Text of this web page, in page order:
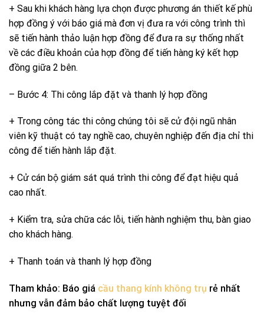
+ Sau khi khách hàng lựa chọn được phương án thiết kế phù
hợp đồng ý với báo giá mà đơn vị đưa ra với công trình thì
sẽ tiến hành thảo luận hợp đồng để đưa ra sự thống nhất
về các điều khoản của hợp đồng để tiến hàng ký kết hợp
đồng giữa 2 bên.
– Bước 4: Thi công lắp đặt và thanh lý hợp đồng
+ Trong công tác thi công chúng tôi sẽ cử đội ngũ nhân
viên kỹ thuật có tay nghề cao, chuyên nghiệp đến địa chỉ thi
công để tiến hành lắp đặt.
+ Cử cán bộ giám sát quá trình thi công để đạt hiệu quả
cao nhất.
+ Kiểm tra, sửa chữa các lỗi, tiến hành nghiệm thu, bàn giao
cho khách hàng.
+ Thanh toán và thanh lý hợp đồng
Tham khảo: Báo giá cầu thang kính không trụ rẻ nhất
nhưng vẫn đảm bảo chất lượng tuyệt đối